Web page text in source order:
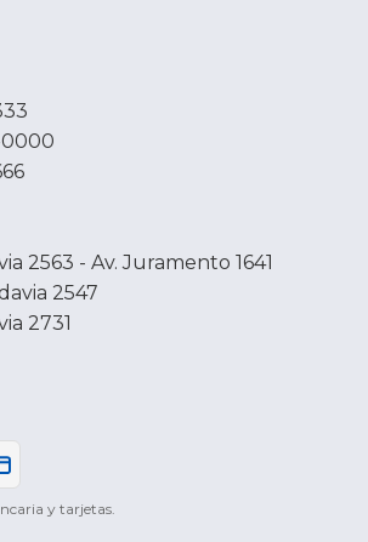
0000
2563 - Av. Juramento 1641
2547
2731
y tarjetas.